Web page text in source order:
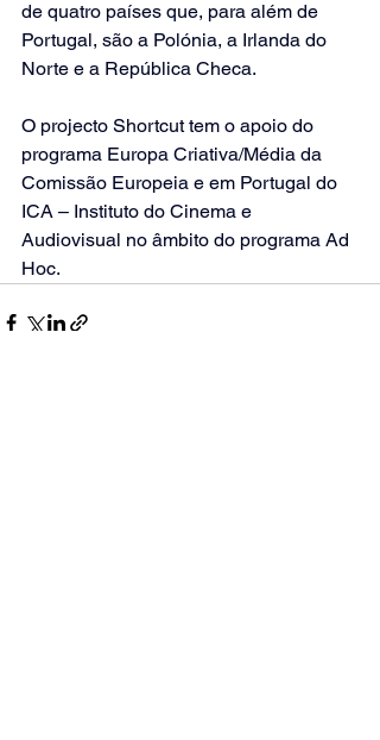
de quatro países que, para além de
Portugal, são a Polónia, a Irlanda do
Norte e a República Checa.
O projecto Shortcut tem o apoio do
programa Europa Criativa/Média da
Comissão Europeia e em Portugal do
ICA – Instituto do Cinema e
Audiovisual no âmbito do programa Ad
Hoc.